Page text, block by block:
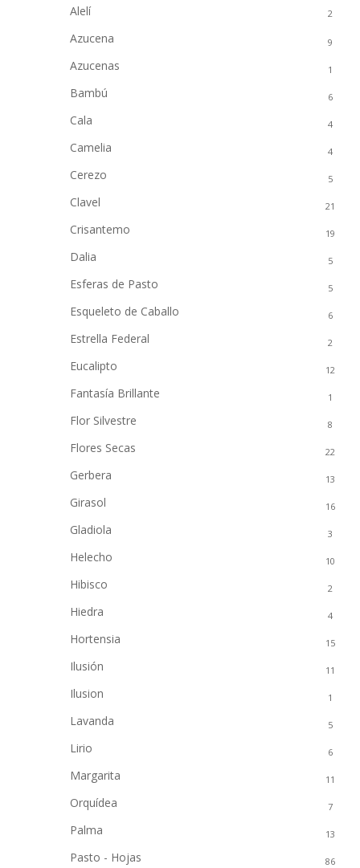
Alelí 2
Azucena 9
Azucenas 1
Bambú 6
Cala 4
Camelia 4
Cerezo 5
Clavel 21
Crisantemo 19
Dalia 5
Esferas de Pasto 5
Esqueleto de Caballo 6
Estrella Federal 2
Eucalipto 12
Fantasía Brillante 1
Flor Silvestre 8
Flores Secas 22
Gerbera 13
Girasol 16
Gladiola 3
Helecho 10
Hibisco 2
Hiedra 4
Hortensia 15
Ilusión 11
Ilusion 1
Lavanda 5
Lirio 6
Margarita 11
Orquídea 7
Palma 13
Pasto - Hojas 86